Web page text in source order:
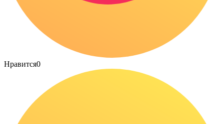
Нравится0